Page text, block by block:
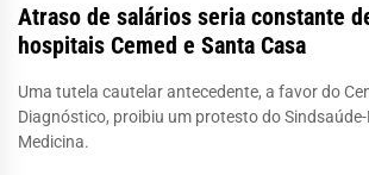
Atraso de salários seria constante
hospitais Cemed e Santa Casa
Uma tutela cautelar antecedente, a favor do
Diagnóstico, proibiu um protesto do
Medicina.